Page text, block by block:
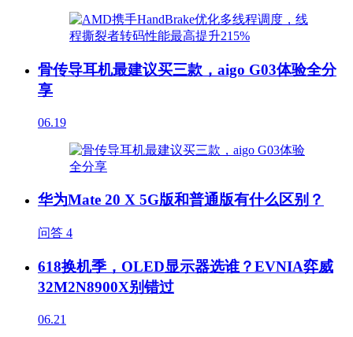
骨传导耳机最建议买三款，aigo G03体验全分
享
06.19
华为Mate 20 X 5G版和普通版有什么区别？
问答 4
618换机季，OLED显示器选谁？EVNIA弈威
32M2N8900X别错过
06.21